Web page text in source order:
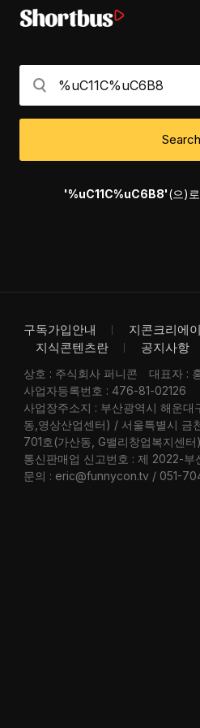
Search
'%uC11C%uC6B8'(으)
구독가입안내
지콘크리에
지식콘텐츠란
공지사항
상호 : 주식회사 퍼니콘
대표자 :
사업자등록번호 : 476-81-02126
사업장주소지 : 부산광역시 해운
동,영상산업센터) / 서울특별시 금
701호(가산동, G밸리창업복지센터)
통신판매업 신고번호 : 제 2022-부
문의 : eric@funnycon.tv / 051-